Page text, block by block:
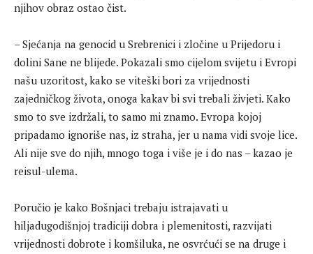
njihov obraz ostao čist.
– Sjećanja na genocid u Srebrenici i zločine u Prijedoru i
dolini Sane ne blijede. Pokazali smo cijelom svijetu i Evropi
našu uzoritost, kako se viteški bori za vrijednosti
zajedničkog života, onoga kakav bi svi trebali živjeti. Kako
smo to sve izdržali, to samo mi znamo. Evropa kojoj
pripadamo ignoriše nas, iz straha, jer u nama vidi svoje lice.
Ali nije sve do njih, mnogo toga i više je i do nas – kazao je
reisul-ulema.
Poručio je kako Bošnjaci trebaju istrajavati u
hiljadugodišnjoj tradiciji dobra i plemenitosti, razvijati
vrijednosti dobrote i komšiluka, ne osvrćući se na druge i